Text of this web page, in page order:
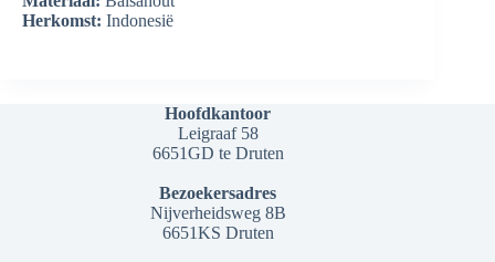
Herkomst: Indonesië
Hoofdkantoor
Leigraaf 58
6651GD te Druten
Bezoekersadres
Nijverheidsweg 8B
6651KS Druten